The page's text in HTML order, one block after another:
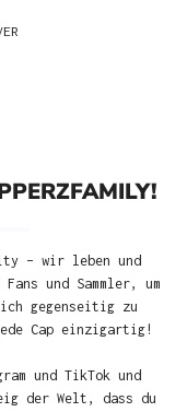
– wir leben und
und Sammler, um
gegenseitig zu
Cap einzigartig!
und TikTok und
der Welt, dass du